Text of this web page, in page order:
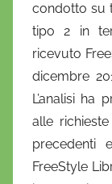
condotto su
tipo 2 in
ricevuto
dicembre
L’analisi ha
alle
precedenti
FreeStyle